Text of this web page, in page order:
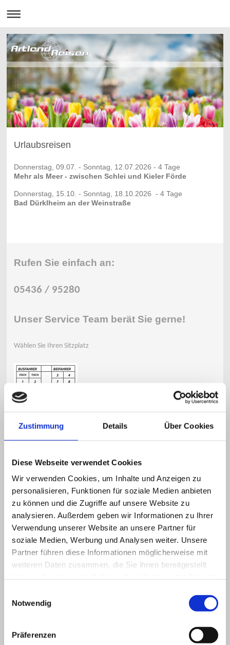
Zustimmung Details Über Cookies
Diese Webseite verwendet Cookies
Wir verwenden Cookies, um Inhalte und Anzeigen zu
personalisieren, Funktionen für soziale Medien anbieten
zu können und die Zugriffe auf unsere Website zu
analysieren. Außerdem geben wir Informationen zu Ihrer
Verwendung unserer Website an unsere Partner für
soziale Medien, Werbung und Analysen weiter. Unsere
Partner führen diese Informationen möglicherweise mit
weiteren Daten zusammen, die Sie ihnen bereitgestellt
Notwendig
Präferenzen
Urlaubsreisen
Donnerstag, 09.07. - Sonntag, 12.07.2026 - 4 Tage
Mehr als Meer - zwischen Schlei und Kieler Förde
Donnerstag, 15.10. - Sonntag, 18.10.2026 - 4 Tage
Bad Dürklheim an der Weinstraße
Rufen Sie einfach an:
05436 / 95280
Unser Service Team berät Sie gerne!
Wählen Sie Ihren Sitzplatz
Badberger Str. 5